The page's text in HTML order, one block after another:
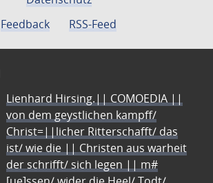
Feedback
RSS-Feed
Lienhard Hirsing.|| COMOEDIA ||
von dem geystlichen kampff/
Christ=||licher Ritterschafft/ das
ist/ wie die || Christen aus warheit
der schrifft/ sich legen || m#